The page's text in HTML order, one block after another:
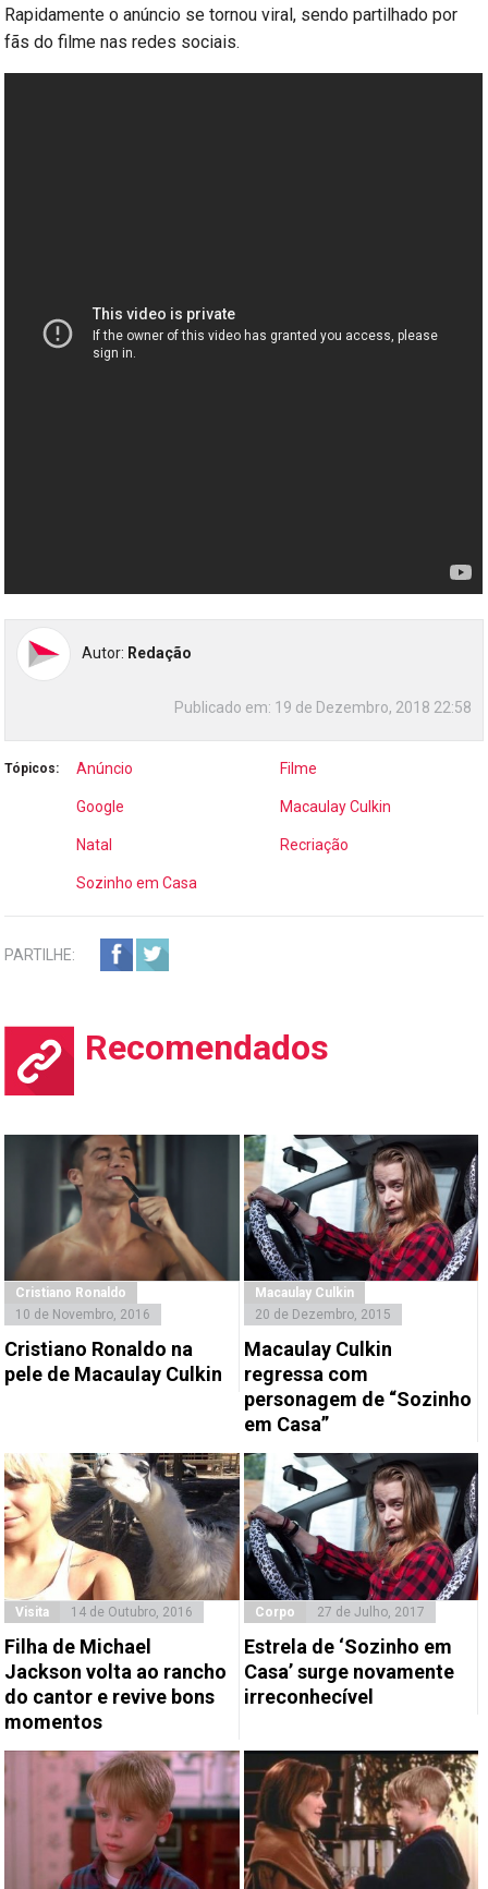
Rapidamente o anúncio se tornou viral, sendo partilhado por
fãs do filme nas redes sociais.
Autor: Redação
Publicado em: 19 de Dezembro, 2018 22:58
Tópicos: Anúncio Filme
Google Macaulay Culkin
Natal Recriação
Sozinho em Casa
PARTILHE:
Recomendados
Cristiano Ronaldo
10 de Novembro, 2016
Cristiano Ronaldo na
pele de Macaulay Culkin
Macaulay Culkin
20 de Dezembro, 2015
Macaulay Culkin
regressa com
personagem de “Sozinho
em Casa”
Visita 14 de Outubro, 2016
Filha de Michael
Jackson volta ao rancho
do cantor e revive bons
momentos
Corpo 27 de Julho, 2017
Estrela de ‘Sozinho em
Casa’ surge novamente
irreconhecível